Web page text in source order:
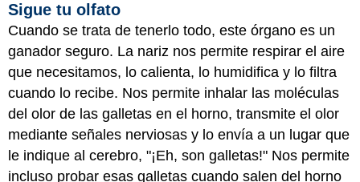
Sigue tu olfato
Cuando se trata de tenerlo todo, este órgano es un
ganador seguro. La nariz nos permite respirar el aire
que necesitamos, lo calienta, lo humidifica y lo filtra
cuando lo recibe. Nos permite inhalar las moléculas
del olor de las galletas en el horno, transmite el olor
mediante señales nerviosas y lo envía a un lugar que
le indique al cerebro, "¡Eh, son galletas!" Nos permite
incluso probar esas galletas cuando salen del horno